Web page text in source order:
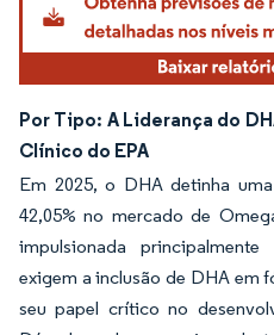
Por Tipo: A Liderança do
Clínico do EPA
Em 2025, o DHA detinha
42,05% no mercado de
impulsionada
exigem a inclusão de DHA em
seu papel crítico no